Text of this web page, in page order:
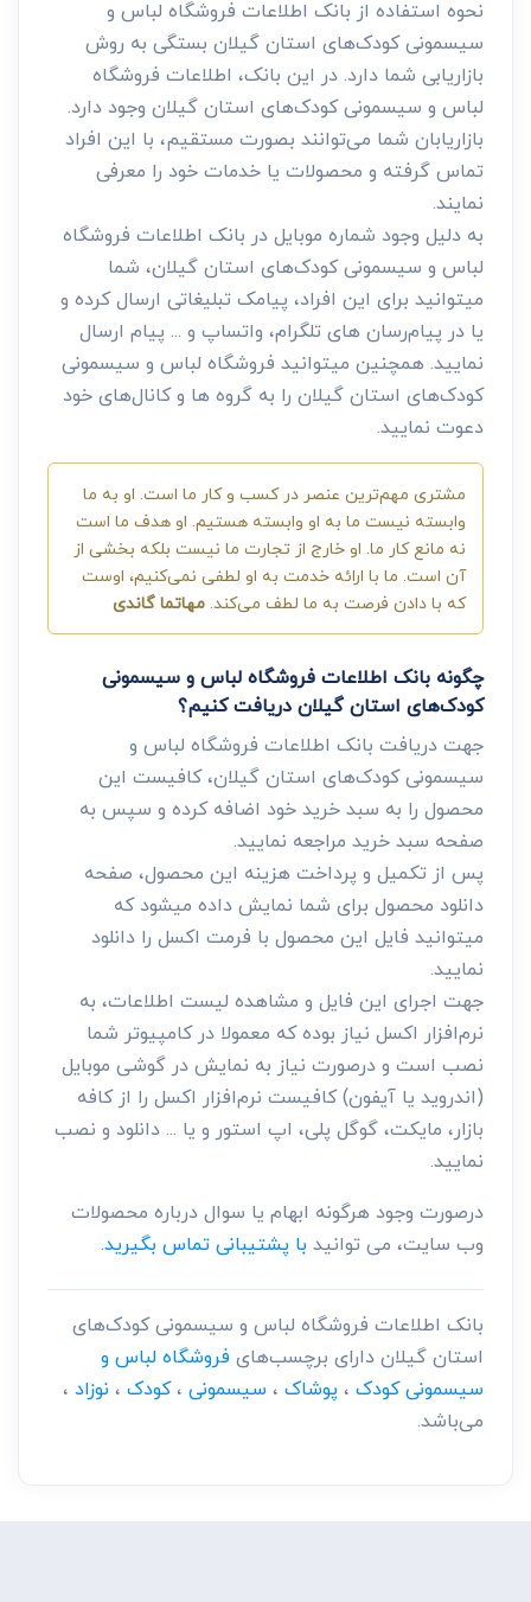
نحوه استفاده از بانک اطلاعات فروشگاه لباس و
سیسمونی کودک‌های استان گیلان بستگی به روش
بازاریابی شما دارد. در این بانک، اطلاعات فروشگاه
لباس و سیسمونی کودک‌های استان گیلان وجود دارد.
بازاریابان شما می‌توانند بصورت مستقیم، با این افراد
تماس گرفته و محصولات یا خدمات خود را معرفی
نمایند.
به دلیل وجود شماره موبایل در بانک اطلاعات فروشگاه
لباس و سیسمونی کودک‌های استان گیلان، شما
میتوانید برای این افراد، پیامک تبلیغاتی ارسال کرده و
یا در پیام‌رسان های تلگرام، واتساپ و ... پیام ارسال
نمایید. همچنین میتوانید فروشگاه لباس و سیسمونی
کودک‌های استان گیلان را به گروه ها و کانال‌های خود
دعوت نمایید.
مشتری مهم‌ترین عنصر در کسب و کار ما است. او به ما
وابسته نیست ما به او وابسته هستیم. او هدف ما است
نه مانع کار ما. او خارج از تجارت ما نیست بلکه بخشی از
آن است. ما با ارائه خدمت به او لطفی نمی‌کنیم، اوست
که با دادن فرصت به ما لطف می‌کند. مهاتما گاندی
چگونه بانک اطلاعات فروشگاه لباس و سیسمونی
کودک‌های استان گیلان دریافت کنیم؟
جهت دریافت بانک اطلاعات فروشگاه لباس و
سیسمونی کودک‌های استان گیلان، کافیست این
محصول را به سبد خرید خود اضافه کرده و سپس به
صفحه سبد خرید مراجعه نمایید.
پس از تکمیل و پرداخت هزینه این محصول، صفحه
دانلود محصول برای شما نمایش داده میشود که
میتوانید فایل این محصول با فرمت اکسل را دانلود
نمایید.
جهت اجرای این فایل و مشاهده لیست اطلاعات، به
نرم‌افزار اکسل نیاز بوده که معمولا در کامپیوتر شما
نصب است و درصورت نیاز به نمایش در گوشی موبایل
(اندروید یا آیفون) کافیست نرم‌افزار اکسل را از کافه
بازار، مایکت، گوگل پلی، اپ استور و یا ... دانلود و نصب
نمایید.
درصورت وجود هرگونه ابهام یا سوال درباره محصولات
وب سایت، می توانید با پشتیبانی تماس بگیرید.
بانک اطلاعات فروشگاه لباس و سیسمونی کودک‌های
استان گیلان دارای برچسب‌های فروشگاه لباس و
سیسمونی کودک ،پوشاک ، سیسمونی ،کودک ، نوزاد ،
می‌باشد.